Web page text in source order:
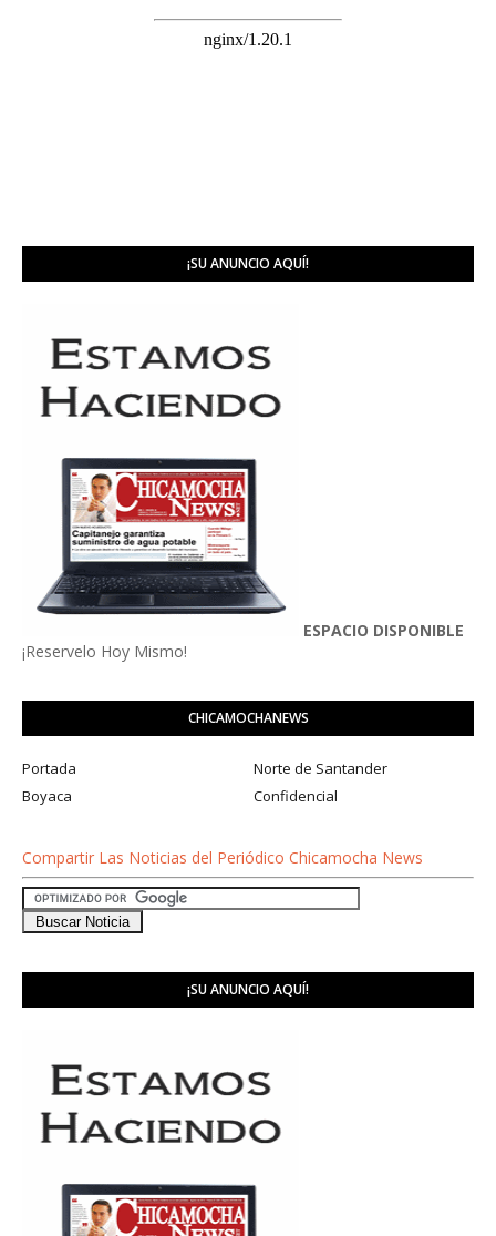
¡SU ANUNCIO AQUÍ!
ESPACIO DISPONIBLE
¡Reservelo Hoy Mismo!
CHICAMOCHANEWS
Portada
Norte de Santander
Boyaca
Confidencial
Compartir Las Noticias del Periódico Chicamocha News
¡SU ANUNCIO AQUÍ!